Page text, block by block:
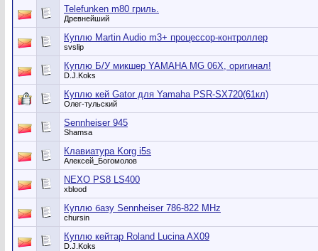
Telefunken m80 гриль.
Древнейший
Куплю Martin Audio m3+ процессор-контроллер
svslip
Куплю Б/У микшер YAMAHA MG 06X, оригинал!
D.J.Koks
Куплю кей Gator для Yamaha PSR-SX720(61кл)
Олег-тульский
Sennheiser 945
Shamsa
Клавиатура Korg i5s
Алексей_Богомолов
NEXO PS8 LS400
xblood
Куплю базу Sennheiser 786-822 MHz
chursin
Куплю кейтар Roland Lucina AX09
D.J.Koks